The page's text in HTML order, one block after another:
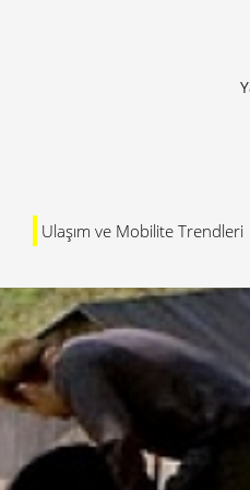
Ulaşım ve Mobilite Trendleri